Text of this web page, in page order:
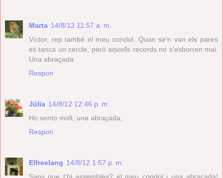
Marta 14/8/12 11:57 a. m.
Víctor, rep també el meu condol. Quan se'n van els pares
es tanca un cercle, però aquells records no s'esborren mai.
Una abraçada
Respon
Júlia 14/8/12 12:46 p. m.
Ho sento molt, una abraçada,
Respon
Elfreelang 14/8/12 1:57 p. m.